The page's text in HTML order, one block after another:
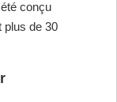
conçu
plus de 30